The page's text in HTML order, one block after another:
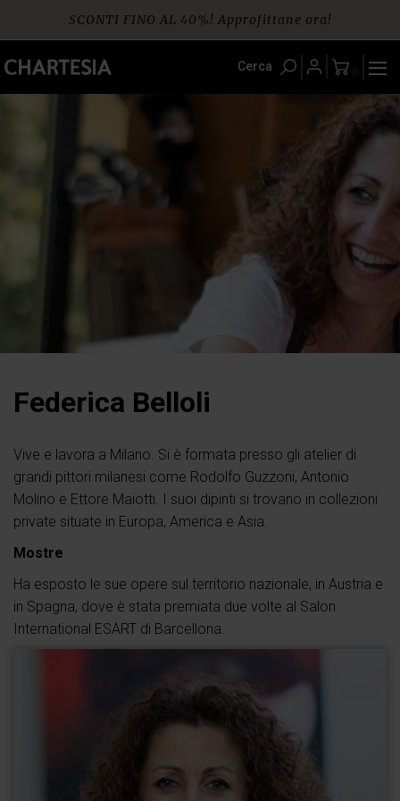
content
SCONTI FINO AL 40%! Approfittane ora!
Spedizione gratuita per ordini da € 60
Cerca 0
Federica Belloli
Vive e lavora a Milano. Si è formata presso gli atelier di
grandi pittori milanesi come Rodolfo Guzzoni, Antonio
Molino e Ettore Maiotti. I suoi dipinti si trovano in collezioni
private situate in Europa, America e Asia.
Mostre
Ha esposto le sue opere sul territorio nazionale, in Austria e
in Spagna, dove è stata premiata due volte al Salon
International ESART di Barcellona.